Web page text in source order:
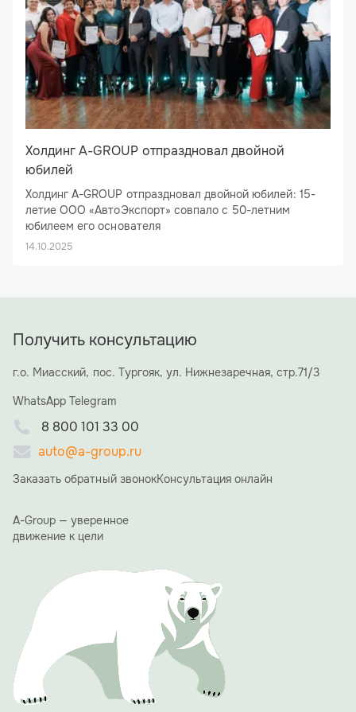
Холдинг A-GROUP отпраздновал двойной
юбилей
Холдинг A-GROUP отпраздновал двойной юбилей: 15-
летие ООО «АвтоЭкспорт» совпало с 50-летним
юбилеем его основателя
26 сентября 2025 года ресторан «Брецель Бройхауз»
Под сводами ресторана собрались не только
сотрудники холдинга и ключевые деловые партнеры, но
и семья и близкие друзья Алексея Николаевича, что
течение вечера со сцены прозвучало множество
отмечали невероятную преданность делу,
стратегическое видение Алексея Николаевича и его
«15 лет назад мы начинали с большой мечты. Сегодня
из вас, вашего труда, энергии и веры в общее дело», —
сказал в своей ответной речи Алексей Ямщиков.
Благодарственные письма получили сотрудники ООО
компании 10 и более лет.
Одним из ярких и обсуждаемых моментов вечера стала
презентация фирменного юбилейного календаря A-
GROUP. Его страницы украсили фотографии сотрудниц
холдинга с автомобилями производства A-GROUP.
Проект должен подчеркнуть, что за успехом компании
стоят не только прогрессивные технологии, но и яркие,
талантливые люди.
Вечер доказал: 15 лет для A-GROUP — не просто рубеж,
14.10.2025
Получить консультацию
8 800 101 33 00
auto@a-group.ru
г.о. Миасский, пос. Тургояк, ул. Нижнезаречная, стр.71/3
WhatsApp Telegram
Заказать обратный звонокКонсультация онлайн
A-Group — уверенное
движение к цели